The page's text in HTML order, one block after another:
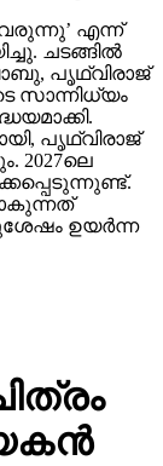
വരുന്നു’ എന്ന്
ചടങ്ങില്‍
പൃഥ്വിരാജ്
സാന്നിധ്യം
പൃഥ്വിരാജ്
2027ലെ
ഉയര്‍ന്ന